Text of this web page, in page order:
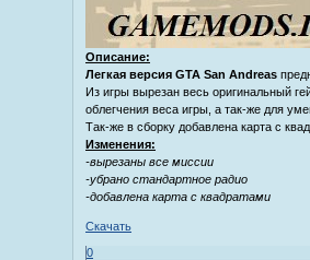
Описание:
Легкая версия GTA San Andreas
Из игры вырезан весь оригинальный
облегчения веса игры, а так-же для
Так-же в сборку добавлена карта с
Изменения:
-вырезаны все миссии
-убрано стандартное радио
-добавлена карта с квадратами
Скачать
0